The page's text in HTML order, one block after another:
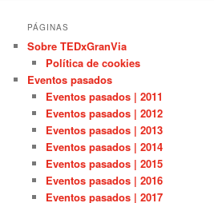
PÁGINAS
Sobre TEDxGranVia
Política de cookies
Eventos pasados
Eventos pasados | 2011
Eventos pasados | 2012
Eventos pasados | 2013
Eventos pasados | 2014
Eventos pasados | 2015
Eventos pasados | 2016
Eventos pasados | 2017